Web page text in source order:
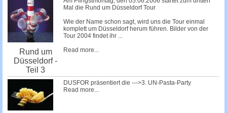
Rund um
Düsseldorf -
Teil 3
Mal die Rund um Düsseldorf Tour
Wie der Name schon sagt, wird uns die Tour einmal
komplett um Düsseldorf herum führen. Bilder von der
Tour 2004 findet ihr ...
Read more...
DUSFOR präsentiert die --->3. UN-Pasta-Party
Read more...